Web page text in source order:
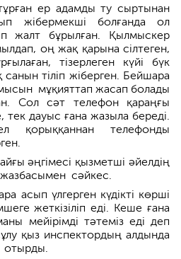
ер адамды ту сыртынан
жібер­мекші болғанда ол
жалт бұрылған. Қылмыс­кер
оң жақ қарына сілтеген,
тізерлеген күйі бүк
тіліп жіберген. Бейшара
мұқияттап жасап бола­ды
Сол сәт телефон қараңғы
тек дауыс ғана жазы­ла бере­ді.
қорық­қаннан телефонды
әңгімесі қызметші әйелдің
сәйкес.
асып үлгерген күдікті көрші
жеткізіліп еді. Кеше ғана
мейірімді тәтеміз еді деп
қыз инспектордың алдында
отырды.